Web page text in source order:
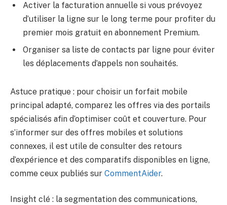
Activer la facturation annuelle si vous prévoyez
d’utiliser la ligne sur le long terme pour profiter du
premier mois gratuit en abonnement Premium.
Organiser sa liste de contacts par ligne pour éviter
les déplacements d’appels non souhaités.
Astuce pratique : pour choisir un forfait mobile
principal adapté, comparez les offres via des portails
spécialisés afin d’optimiser coût et couverture. Pour
s’informer sur des offres mobiles et solutions
connexes, il est utile de consulter des retours
d’expérience et des comparatifs disponibles en ligne,
comme ceux publiés sur CommentAider.
Insight clé : la segmentation des communications,